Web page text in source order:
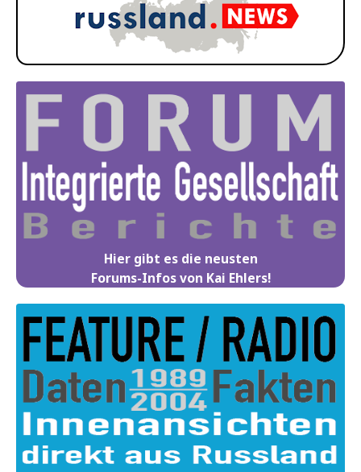
Hier gibt es die neusten
Forums-Infos von Kai Ehlers!